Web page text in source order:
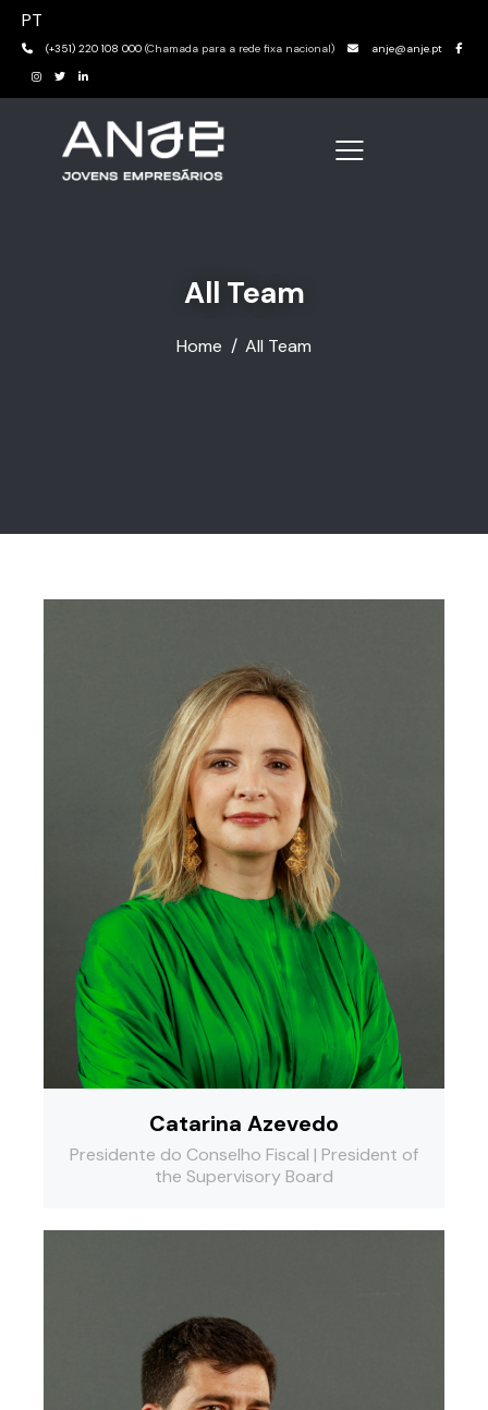
PT
(+351) 220 108 000 (Chamada para a rede fixa nacional) anje@anje.pt
All Team
Home All Team
Catarina Azevedo
Presidente do Conselho Fiscal | President of
the Supervisory Board